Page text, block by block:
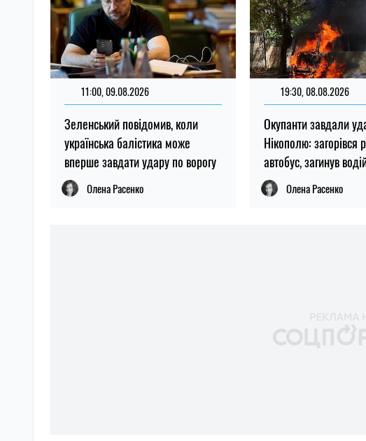
11:00, 09.08.2026
Зеленський повідомив, коли
українська балістика може
вперше завдати удару по ворогу
Олена Расенко
19:30, 08.08.2026
Окупанти завдали
Нікополю: загорівся
автобус, загинув
Олена Расенко